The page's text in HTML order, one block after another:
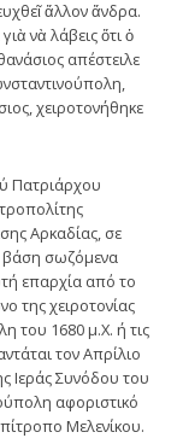
ἄλλον ἄνδρα.
νὰ λάβεις ὅτι ὁ
απέστειλε
χειροτονήθηκε
Πατριάρχου
Αρκαδίας, σε
βάση σωζόμενα
επαρχία από το
της χειροτονίας
του 1680 μ.Χ. ή τις
τον Απρίλιο
Ιεράς Συνόδου του
αφοριστικό
Μελενίκου.